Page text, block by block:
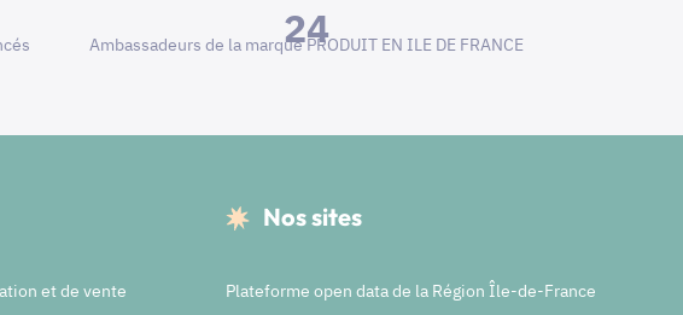
24
Ambassadeurs de la marque PRODUIT EN ILE DE FRANCE
et de vente
Nos sites
Plateforme open data de la Région Île-de-France